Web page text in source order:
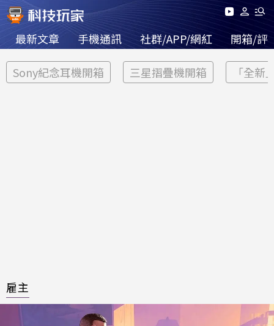
最新文章 手機通訊 社群/APP/網紅 開箱/評
Sony紀念耳機開箱 三星摺疊機開箱 「全新
雇主